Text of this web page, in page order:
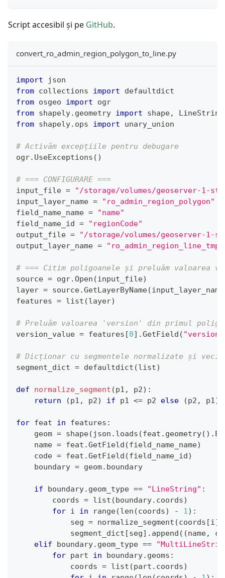
Script accesibil și pe GitHub.
convert_ro_admin_region_polygon_to_line.py
import json
from collections import defaultdict
from osgeo import ogr
from shapely. geometry import shape,
LineString
from shapely. ops import unary_union
# Activăm excepțiile pentru debugare
ogr. UseExceptions ( )
# === CONFIGURARE ===
input_file =
"/storage/volumes/geoserver-1-
input_layer_name =
"ro_admin_region_polygon"
field_name_name =
"name"
field_name_id =
"regionCode"
output_file =
"/storage/volumes/geoserver-1-
output_layer_name = "ro_admin_region_line_tmp"
# === Citim poligoanele și preluăm valoarea
source = ogr.Open (input_file)
layer = source.GetLayerByName(input_layer_name
features = list (layer)
# Preluăm valoarea 'version' din primul
version_value = features [0] .GetField ( "version"
# Dicționar cu segmentele normalizate și
segment_dict = defaultdict (list)
def normalize_segment (p1 , p2) :
return
(p1 , p2) if p1 <= p2 else (p2 , p1 )
for feat in features :
    geom
= shape( json . loads (feat . geometry( ) .
    name
= feat .GetField (field_name_name)
    code
= feat .GetField (field_name_id)
    boundary
= geom. boundary
if boundary. geom_type == "LineString" :
        coords
= list (boundary. coords)
for i in range(len (coords) - 1 ) :
            seg
= normalize_segment (coords [i ]
            segment_dict
[seg] . append ( (name,
elif boundary. geom_type ==
for part in boundary. geoms :
            coords
= list (part . coords)